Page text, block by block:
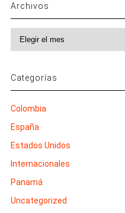
Archivos
Categorías
Colombia
España
Estados Unidos
Internacionales
Panamá
Uncategorized